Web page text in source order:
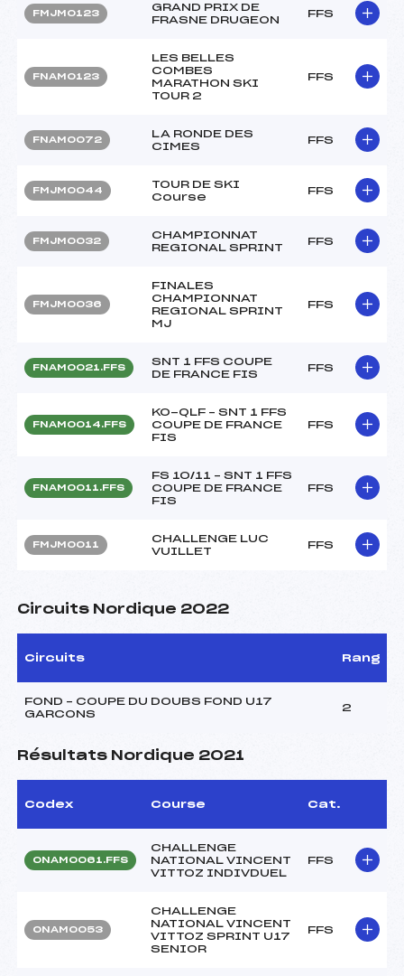
FMJM0123
GRAND PRIX DE
FRASNE DRUGEON
FFS
FNAM0123
LES BELLES
COMBES
MARATHON SKI
TOUR 2
FFS
FNAM0072
LA RONDE DES
CIMES
FFS
FMJM0044
TOUR DE SKI
Course
FFS
FMJM0032
CHAMPIONNAT
REGIONAL SPRINT
FFS
FMJM0036
FINALES
CHAMPIONNAT
REGIONAL SPRINT
MJ
FFS
FNAM0021.FFS
SNT 1 FFS COUPE
DE FRANCE FIS
FFS
FNAM0014.FFS
KO-QLF – SNT 1 FFS
COUPE DE FRANCE
FIS
FFS
FNAM0011.FFS
FS 10/11 – SNT 1 FFS
COUPE DE FRANCE
FIS
FFS
FMJM0011
CHALLENGE LUC
VUILLET
FFS
Circuits Nordique 2022
Circuits Rang
FOND – COUPE DU DOUBS FOND U17
GARCONS
2
Résultats Nordique 2021
Codex Course Cat.
ONAM0061.FFS
CHALLENGE
NATIONAL VINCENT
VITTOZ INDIVDUEL
FFS
ONAM0053
CHALLENGE
NATIONAL VINCENT
VITTOZ SPRINT U17
SENIOR
FFS